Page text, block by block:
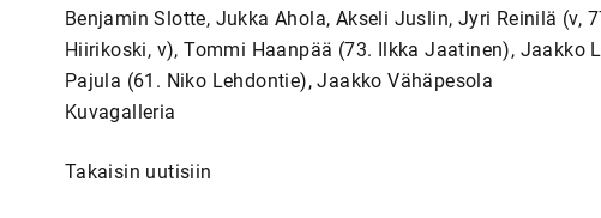
Benjamin Slotte, Jukka Ahola, Akseli Juslin, Jyri Reinilä (v,
Hiirikoski, v), Tommi Haanpää (73. Ilkka Jaatinen), Jaakko
Pajula (61. Niko Lehdontie), Jaakko Vähäpesola
Kuvagalleria
Takaisin uutisiin